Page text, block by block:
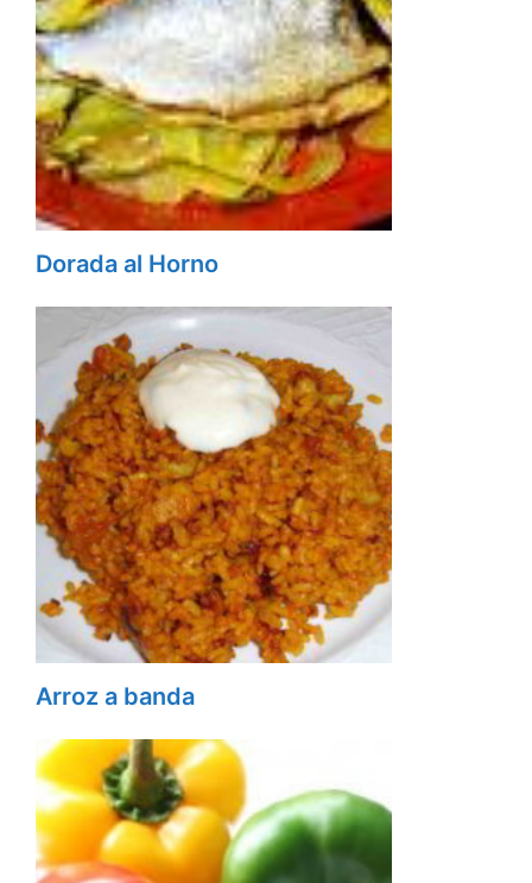
Dorada al Horno
Arroz a banda